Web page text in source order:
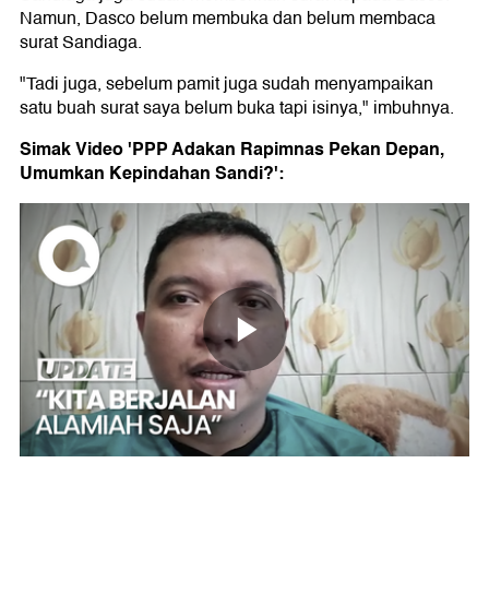
Namun, Dasco belum membuka dan belum membaca
surat Sandiaga.
"Tadi juga, sebelum pamit juga sudah menyampaikan
satu buah surat saya belum buka tapi isinya," imbuhnya.
Simak Video 'PPP Adakan Rapimnas Pekan Depan,
Umumkan Kepindahan Sandi?':